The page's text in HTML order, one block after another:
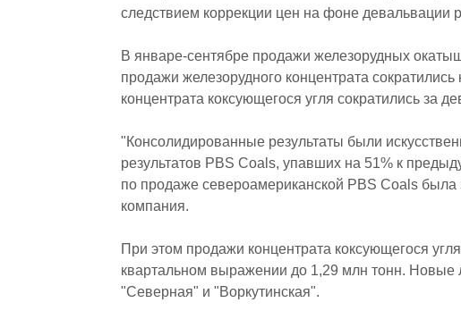
следствием коррекции цен на фоне девальвации
В январе-сентябре продажи железорудных
продажи железорудного концентрата
концентрата коксующегося угля сократились за
"Консолидированные результаты были
результатов PBS Coals, упавших на 51% к
по продаже североамериканской PBS Coals была
компания.
При этом продажи концентрата коксующегося
квартальном выражении до 1,29 млн тонн.
"Северная" и "Воркутинская".